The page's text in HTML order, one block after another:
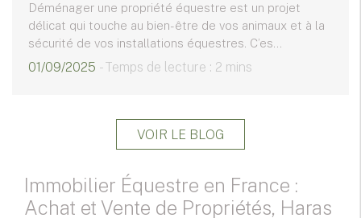
Déménager une propriété équestre est un projet
délicat qui touche au bien-être de vos animaux et à la
sécurité de vos installations équestres. C’es...
01/09/2025 - Temps de lecture : 2 mins
VOIR LE BLOG
Immobilier Équestre en France :
Achat et Vente de Propriétés, Haras